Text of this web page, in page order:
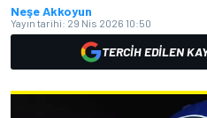
Neşe Akkoyun
Yayın tarihi: 29 Nis 2026 10:50
TERCIH EDILEN